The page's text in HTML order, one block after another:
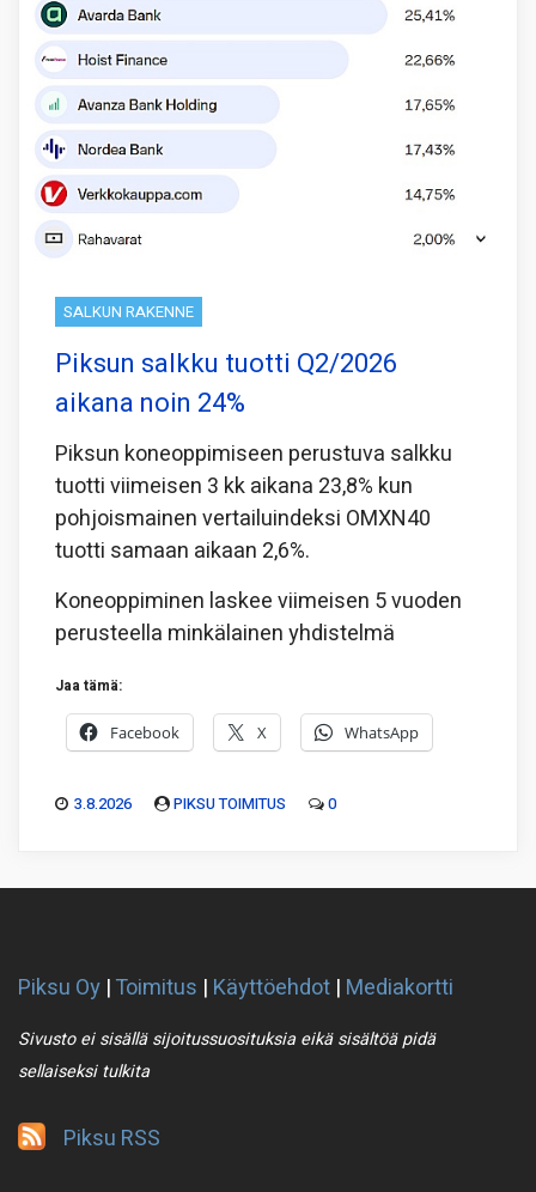
SALKUN RAKENNE
Piksun salkku tuotti Q2/2026
aikana noin 24%
Piksun koneoppimiseen perustuva salkku
tuotti viimeisen 3 kk aikana 23,8% kun
pohjoismainen vertailuindeksi OMXN40
tuotti samaan aikaan 2,6%.
Koneoppiminen laskee viimeisen 5 vuoden
perusteella minkälainen yhdistelmä
Jaa tämä:
Facebook X WhatsApp
3.8.2026 PIKSU TOIMITUS 0
Piksu Oy |Toimitus | Käyttöehdot | Mediakortti
Sivusto ei sisällä sijoitussuosituksia eikä sisältöä pidä
sellaiseksi tulkita
Piksu RSS